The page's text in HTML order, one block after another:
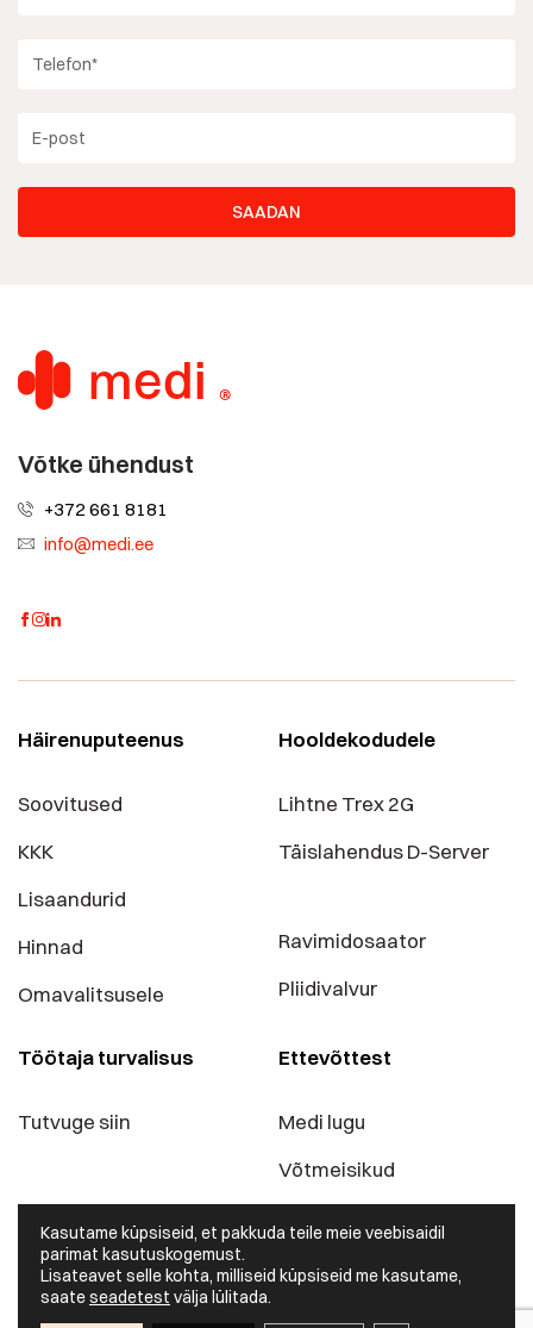
Kasutame küpsiseid, et pakkuda teile meie veebisaidil
parimat kasutuskogemust.
Lisateavet selle kohta, milliseid küpsiseid me kasutame,
saateseadetest välja lülitada.
Võtke ühendust
+372 661 8181
info@medi.ee
Häirenuputeenus
Soovitused
KKK
Lisaandurid
Hinnad
Omavalitsusele
Hooldekodudele
Lihtne Trex 2G
Täislahendus D-Server
Ravimidosaator
Pliidivalvur
Töötaja turvalisus
Tutvuge siin
Ettevõttest
Medi lugu
Võtmeisikud
Kontaktid